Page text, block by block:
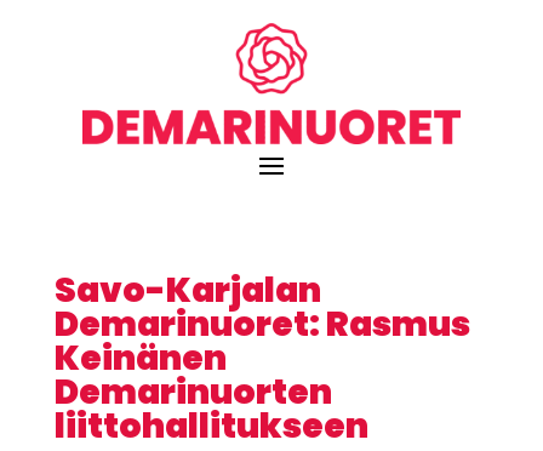
Savo-Karjalan
Demarinuoret: Rasmus
Keinänen
Demarinuorten
liittohallitukseen